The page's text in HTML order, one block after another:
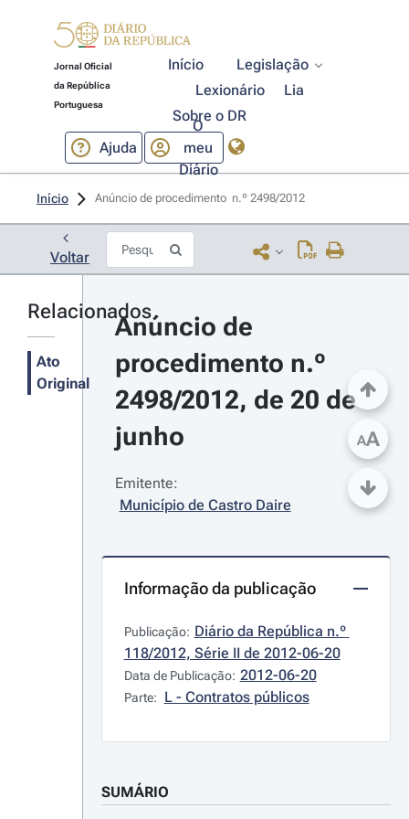
Jornal Oficial
da República
Portuguesa
Início
Legislação
Lexionário
Lia
Sobre o DR
Ajuda
O
meu
Diário
Início Anúncio de procedimento  n.º 2498/2012
Voltar
Relacionados
Ato
Original
Anúncio de
procedimento n.º
2498/2012, de 20 de
junho
Emitente:
Município de Castro Daire
Informação da publicação
Publicação: Diário da República n.º
118/2012, Série II de 2012-06-20
Data de Publicação: 2012-06-20
Parte: L - Contratos públicos
SUMÁRIO
AA